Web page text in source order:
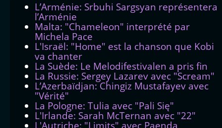
L’Arménie: Srbuhi Sargsyan représentera
l’Arménie
Malta: "Chameleon" interprété par
Michela Pace
L'Israël: "Home" est la chanson que Kobi
va chanter
La Suède: Le Melodifestivalen a pris fin
La Russie: Sergey Lazarev avec "Scream"
L’Azerbaïdjan: Chingiz Mustafayev avec
"Vérité"
La Pologne: Tulia avec "Pali Się"
L'Irlande: Sarah McTernan avec "22"
L'Autriche: "Limits" avec Paenda